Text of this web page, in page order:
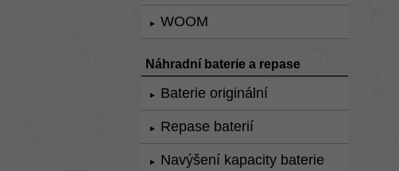
► WOOM
Náhradní baterie a repase
► Baterie originální
► Repase baterií
► Navýšení kapacity baterie